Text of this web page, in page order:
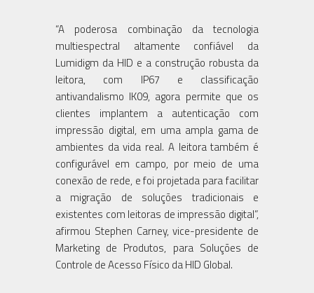
“A poderosa combinação da tecnologia
multiespectral altamente confiável da
Lumidigm da HID e a construção robusta da
leitora, com IP67 e classificação
antivandalismo IK09, agora permite que os
clientes implantem a autenticação com
impressão digital, em uma ampla gama de
ambientes da vida real. A leitora também é
configurável em campo, por meio de uma
conexão de rede, e foi projetada para facilitar
a migração de soluções tradicionais e
existentes com leitoras de impressão digital”,
afirmou Stephen Carney, vice-presidente de
Marketing de Produtos, para Soluções de
Controle de Acesso Físico da HID Global.